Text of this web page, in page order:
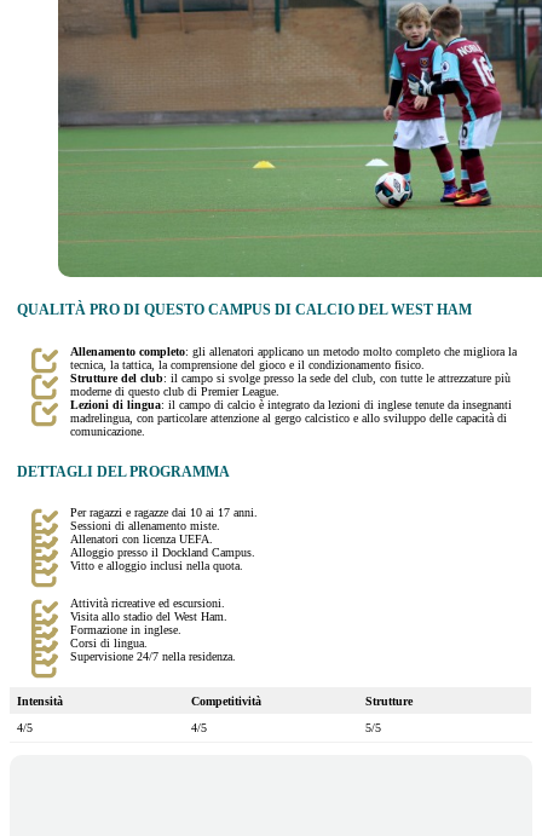
QUALITÀ PRO DI QUESTO CAMPUS DI CALCIO DEL WEST HAM
Allenamento completo: gli allenatori applicano un metodo molto completo che migliora la
tecnica, la tattica, la comprensione del gioco e il condizionamento fisico.
Strutture del club: il campo si svolge presso la sede del club, con tutte le attrezzature più
moderne di questo club di Premier League.
Lezioni di lingua: il campo di calcio è integrato da lezioni di inglese tenute da insegnanti
madrelingua, con particolare attenzione al gergo calcistico e allo sviluppo delle capacità di
comunicazione.
DETTAGLI DEL PROGRAMMA
Per ragazzi e ragazze dai 10 ai 17 anni.
Sessioni di allenamento miste.
Allenatori con licenza UEFA.
Alloggio presso il Dockland Campus.
Vitto e alloggio inclusi nella quota.
Attività ricreative ed escursioni.
Visita allo stadio del West Ham.
Formazione in inglese.
Corsi di lingua.
Supervisione 24/7 nella residenza.
Intensità Competitività
Strutture
4/5
4/5 5/5